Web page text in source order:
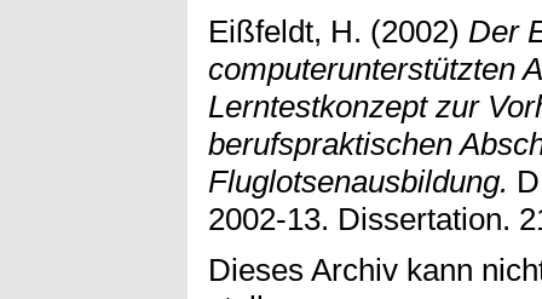
Eißfeldt, H. (2002) Der
computerunterstützten
Lerntestkonzept zur
berufspraktischen
Fluglotsenausbildung.
2002-13. Dissertation.
Dieses Archiv kann